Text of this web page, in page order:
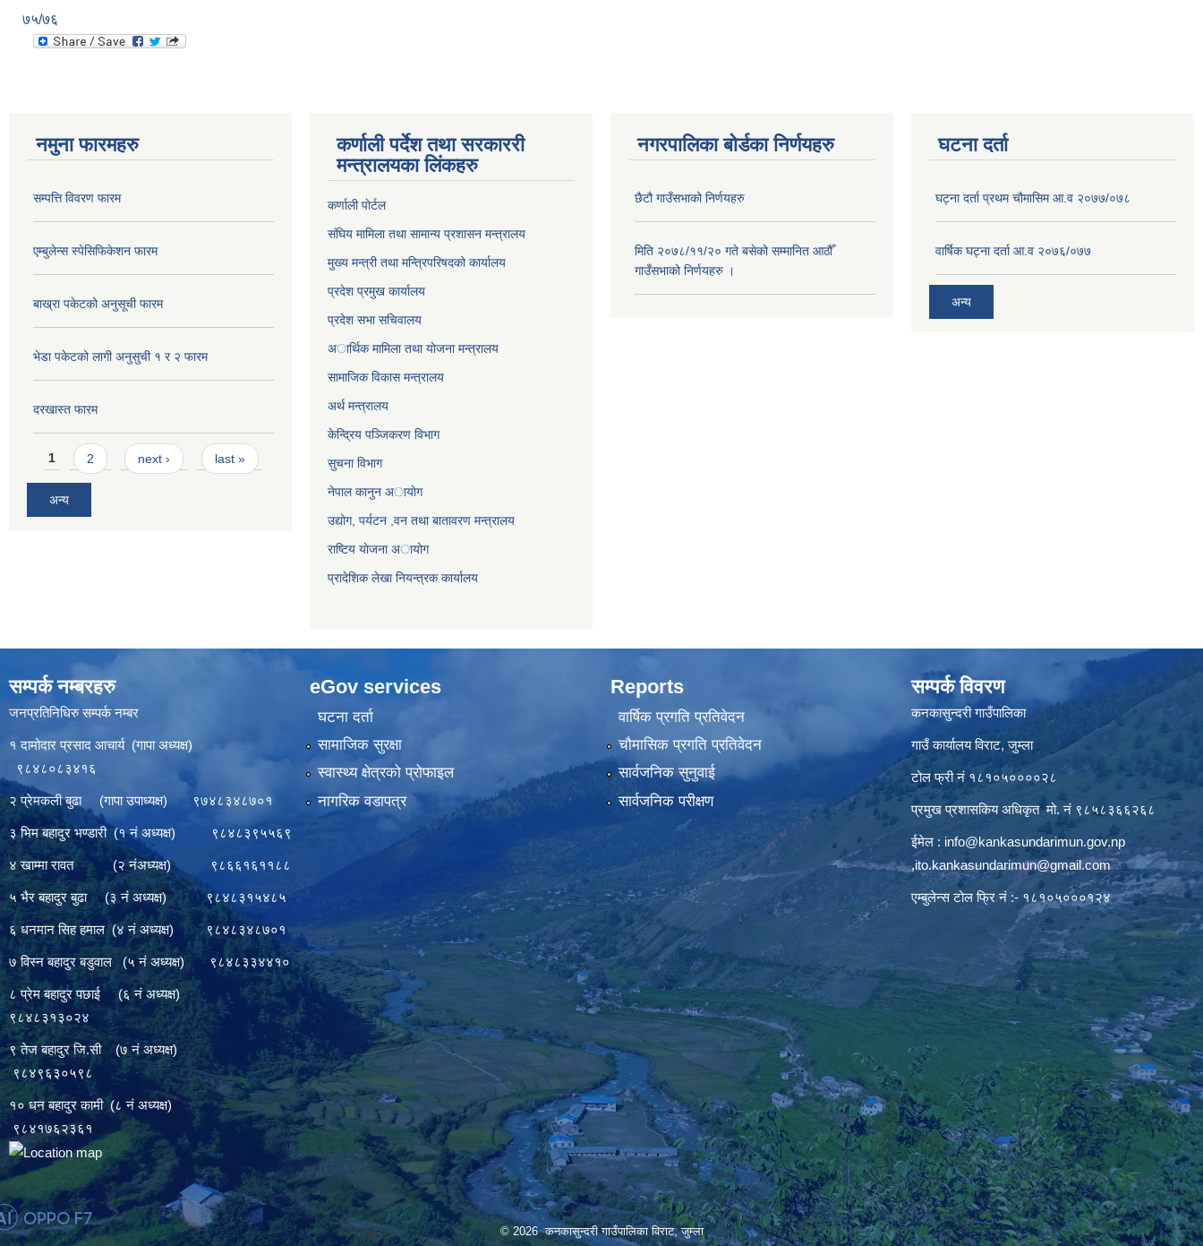
७५/७६
नमुना फारमहरु
सम्पत्ति विवरण फारम
एम्बुलेन्स स्पेसिफिकेशन फारम
बाख्रा पकेटको अनुसूची फारम
भेडा पकेटको लागी अनुसुची १ र २ फारम
दरखास्त फारम
Pages
1 2 next › last »
अन्य
कर्णाली पर्देश तथा सरकाररी
मन्त्रालयका लिंकहरु
कर्णाली पाेर्टल
संघिय मामिला तथा सामान्य प्रशासन मन्त्रालय
मुख्य मन्त्री तथा मन्त्रिपरिषदको कार्यालय
प्रदेश प्रमुख कार्यालय
प्रदेश सभा सचिवालय
अार्थिक मामिला तथा याेजना मन्त्रालय
सामाजिक विकास मन्त्रालय
अर्थ मन्त्रालय
केन्द्रिय पञ्जिकरण विभाग
सुचना विभाग
नेपाल कानुन अायाेग
उद्योग, पर्यटन ,वन तथा बातावरण मन्त्रालय
राष्टिय याेजना अायोग
प्रादेशिक लेखा नियन्त्रक कार्यालय
नगरपालिका बोर्डका निर्णयहरु
छैटौ गाउँसभाको निर्णयहरु
मिति २०७८/११/२० गते बसेको सम्मानित आठौँ
गाउँसभाको निर्णयहरु ।
घटना दर्ता
घट्ना दर्ता प्रथम चौमासिम आ.व २०७७/०७८
वार्षिक घट्ना दर्ता आ.व २०७६/०७७
अन्य
सम्पर्क नम्बरहरु
जनप्रतिनिधिरु सम्पर्क नम्बर
१ दामोदार प्रसाद आचार्य (गापा अध्यक्ष)
९८४८०८३४१६
२ प्रेमकली बुढा (गापा उपाध्यक्ष) ९७४८३४८७०१
३ भिम बहादुर भण्डारी (१ नं अध्यक्ष) ९८४८३९५५६९
४ खाम्मा रावत (२ नंअध्यक्ष) ९८६६१६११८८
५ भैर बहादुर बुढा (३ नं अध्यक्ष) ९८४८३१५४८५
६ धनमान सिह हमाल (४ नं अध्यक्ष) ९८४८३४८७०१
७ विस्न बहादुर बडुवाल (५ नं अध्यक्ष) ९८४८३३४४१०
८ प्रेम बहादुर पछाई (६ नं अध्यक्ष)
९८४८३१३०२४
९ तेज बहादुर जि.सी (७ नं अध्यक्ष)
९८४९६३०५९८
१० धन बहादुर कामी (८ नं अध्यक्ष)
९८४१७६२३६१
eGov services
घटना दर्ता
सामाजिक सुरक्षा
स्वास्थ्य क्षेत्रको प्रोफाइल
नागरिक वडापत्र
Reports
वार्षिक प्रगति प्रतिवेदन
चौमासिक प्रगति प्रतिवेदन
सार्वजनिक सुनुवाई
सार्वजनिक परीक्षण
सम्पर्क विवरण
कनकासुन्दरी गाउँपालिका
गाउँ कार्यालय विराट, जुम्ला
टोल फ्री नं १८१०५००००२८
प्रमुख प्रशासकिय अधिकृत मो. नं ९८५८३६६२६८
ईमेल : info@kankasundarimun.gov.np
,ito.kankasundarimun@gmail.com
एम्बुलेन्स टोल फ्रि नं :- १८१०५०००१२४
© 2026 कनकासुन्दरी गाउँपालिका विराट, जुम्ला